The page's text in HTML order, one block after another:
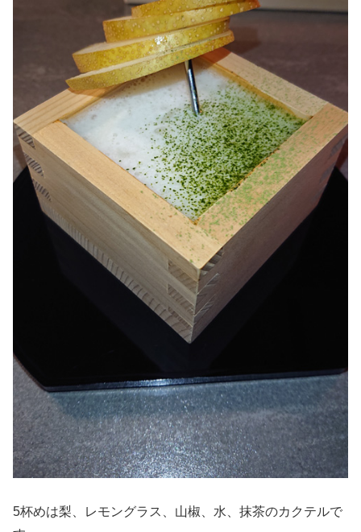
5杯めは梨、レモングラス、山椒、水、抹茶のカクテルで